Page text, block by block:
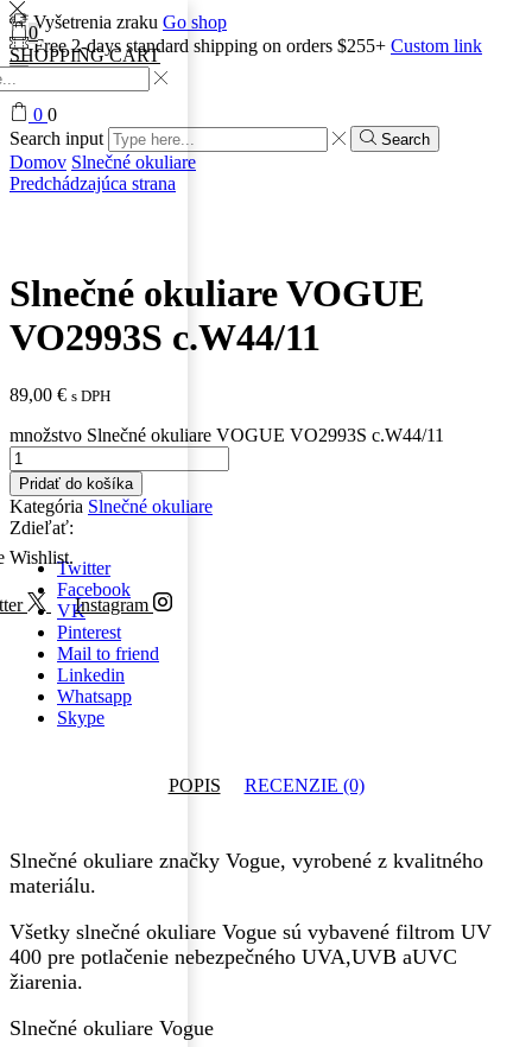
Vyšetrenia zraku Go shop
Free 2-days standard shipping on orders $255+ Custom link
Wishlist.
Instagram
0 0
0
SHOPPING CART
Search input Search
Domov Slnečné okuliare
Predchádzajúca strana
Slnečné okuliare VOGUE
VO2993S c.W44/11
89,00 € s DPH
množstvo Slnečné okuliare VOGUE VO2993S c.W44/11
Pridať do košíka
Kategória Slnečné okuliare
Zdieľať:
Twitter
Facebook
VK
Pinterest
Mail to friend
Linkedin
Whatsapp
Skype
POPIS RECENZIE (0)
Slnečné okuliare značky Vogue, vyrobené z kvalitného
materiálu.
Všetky slnečné okuliare Vogue sú vybavené filtrom UV
400 pre potlačenie nebezpečného UVA,UVB aUVC
žiarenia.
Slnečné okuliare Vogue